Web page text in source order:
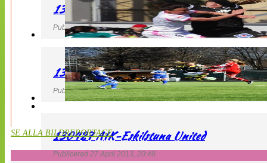
130427 IF Limhamn Bunkeflo – QBIK
Publicerad 27 April 2013, 21:10
130427 LdB FC Malmö – Mallbackens IF
Publicerad 27 April 2013, 20:54
130427 AIK-Eskilstuna United
Publicerad 27 April 2013, 20:48
SE ALLA BILDREPORTAGE